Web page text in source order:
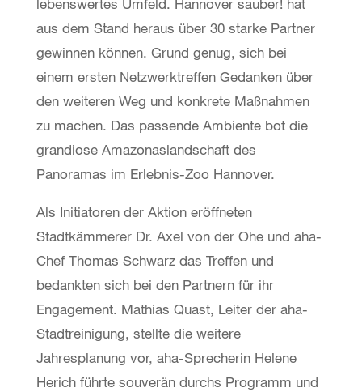
aus dem Stand heraus über 30 starke Partner
gewinnen können. Grund genug, sich bei
einem ersten Netzwerktreffen Gedanken über
den weiteren Weg und konkrete Maßnahmen
zu machen. Das passende Ambiente bot die
grandiose Amazonaslandschaft des
Panoramas im Erlebnis-Zoo Hannover.
Als Initiatoren der Aktion eröffneten
Stadtkämmerer Dr. Axel von der Ohe und aha-
Chef Thomas Schwarz das Treffen und
bedankten sich bei den Partnern für ihr
Engagement. Mathias Quast, Leiter der aha-
Stadtreinigung, stellte die weitere
Jahresplanung vor, aha-Sprecherin Helene
Herich führte souverän durchs Programm und